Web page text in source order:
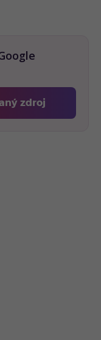
zdroj
odkaz sa otvorí v